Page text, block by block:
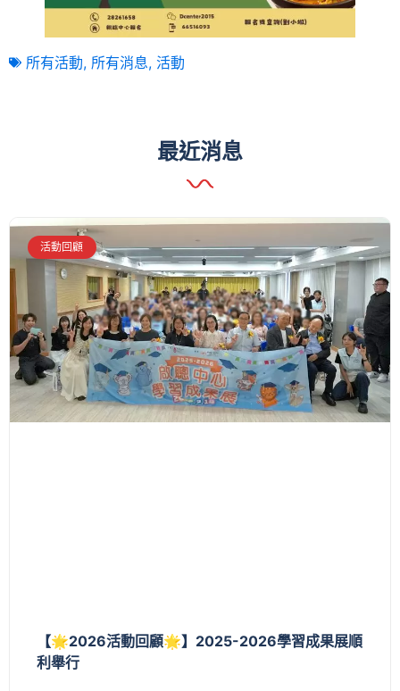
所有活動, 所有消息, 活動
最近消息
活動回顧
【🌟2026活動回顧🌟】2025-2026學習成果展順
利舉行